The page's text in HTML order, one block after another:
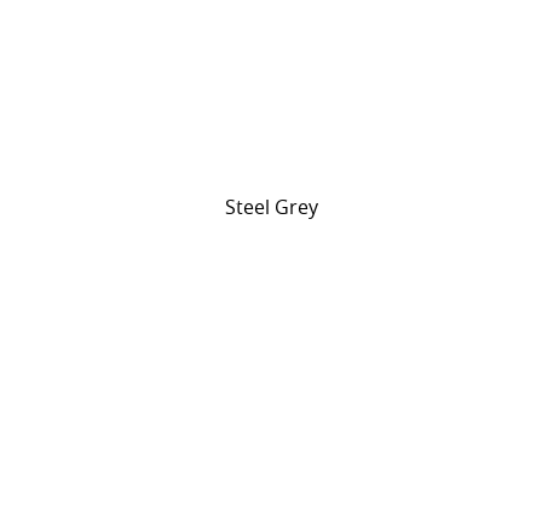
Steel Grey